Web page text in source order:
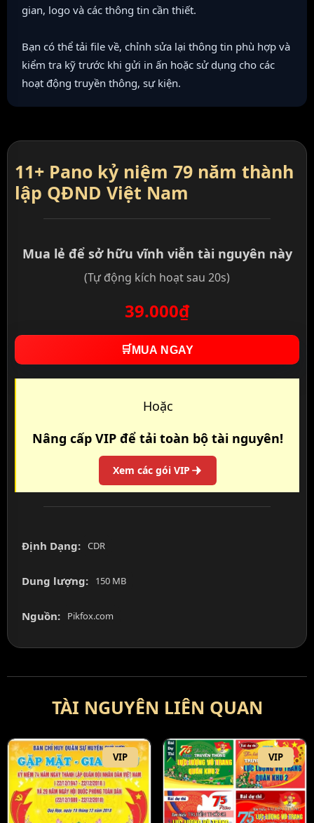
gian, logo và các thông tin cần thiết.
Bạn có thể tải file về, chỉnh sửa lại thông tin phù hợp và
kiểm tra kỹ trước khi gửi in ấn hoặc sử dụng cho các
hoạt động truyền thông, sự kiện.
11+ Pano kỷ niệm 79 năm thành
lập QĐND Việt Nam
Mua lẻ để sở hữu vĩnh viễn tài nguyên này
(Tự động kích hoạt sau 20s)
39.000₫
🛒 MUA NGAY
Hoặc
Nâng cấp VIP để tải toàn bộ tài nguyên!
Xem các gói VIP
Định Dạng: CDR
Dung lượng: 150 MB
Nguồn: Pikfox.com
TÀI NGUYÊN LIÊN QUAN
VIP VIP